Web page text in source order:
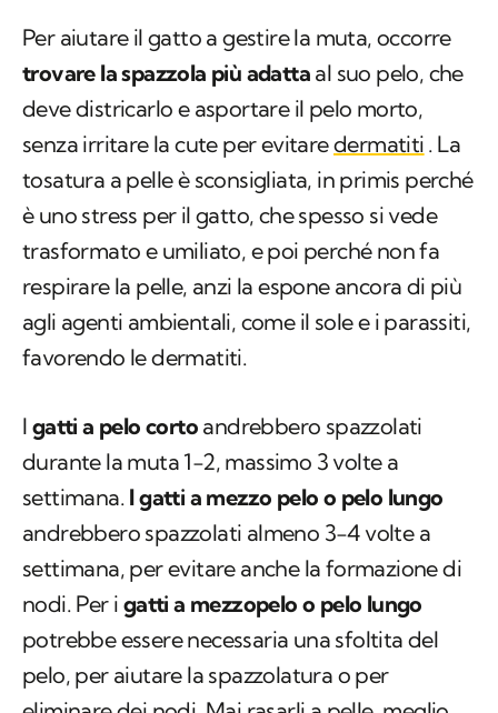
senza irritare la cute per evitaredermatiti . La
tosatura a pelle è sconsigliata, in primis perché
è uno stress per il gatto, che spesso si vede
trasformato e umiliato, e poi perché non fa
respirare la pelle, anzi la espone ancora di più
agli agenti ambientali, come il sole e i parassiti,
favorendo le dermatiti.
Igatti a pelo corto andrebbero spazzolati
durante la muta 1-2, massimo 3 volte a
andrebbero spazzolati almeno 3-4 volte a
settimana, per evitare anche la formazione di
nodi. Per igatti a mezzopelo o pelo lungo
potrebbe essere necessaria una sfoltita del
pelo, per aiutare la spazzolatura o per
eliminare dei nodi. Mai rasarli a pelle, meglio
effettuare la tosatura sempre a forbice,
perché è meno stressante per il gatto e irrita